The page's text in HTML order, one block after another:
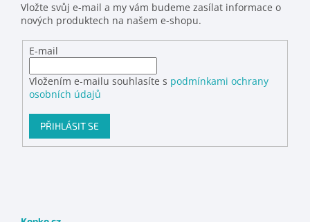
Vložte svůj e-mail a my vám budeme zasílat informace o
nových produktech na našem e-shopu.
E-mail
Vložením e-mailu souhlasíte s podmínkami ochrany
osobních údajů
PŘIHLÁSIT SE